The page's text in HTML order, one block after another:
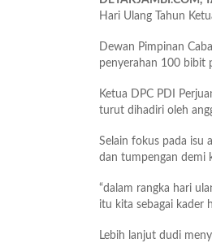
Hari Ulang Tahun
Dewan Pimpinan
penyerahan 100 bibit
Ketua DPC PDI
turut dihadiri oleh
Selain fokus pada isu
dan tumpengan demi
“dalam rangka hari
itu kita sebagai kader
Lebih lanjut dudi